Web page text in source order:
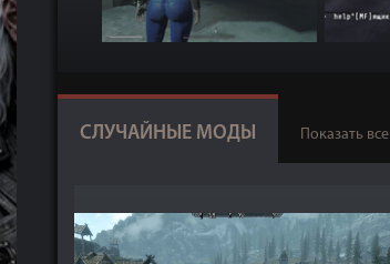
СЛУЧАЙНЫЕ МОДЫ Показать все